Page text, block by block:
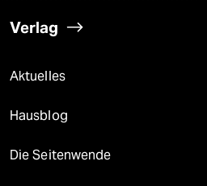
Verlag
Aktuelles
Hausblog
Die Seitenwende